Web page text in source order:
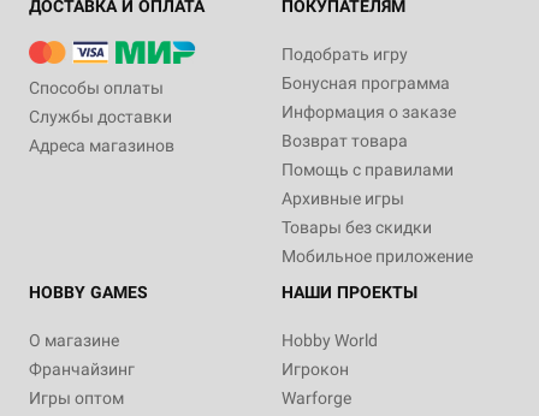
ДОСТАВКА И ОПЛАТА
Способы оплаты
Службы доставки
Адреса магазинов
ПОКУПАТЕЛЯМ
Подобрать игру
Бонусная программа
Информация о заказе
Возврат товара
Помощь с правилами
Архивные игры
Товары без скидки
Мобильное приложение
HOBBY GAMES
О магазине
Франчайзинг
Игры оптом
НАШИ ПРОЕКТЫ
Hobby World
Игрокон
Warforge